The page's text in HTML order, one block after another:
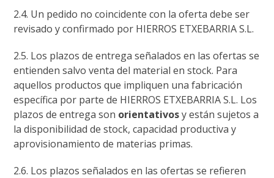
2.4. Un pedido no coincidente con la oferta debe ser
revisado y confirmado por HIERROS ETXEBARRIA S.L.
2.5. Los plazos de entrega señalados en las ofertas se
entienden salvo venta del material en stock. Para
aquellos productos que impliquen una fabricación
específica por parte de HIERROS ETXEBARRIA S.L. Los
plazos de entrega son orientativosy están sujetos a
la disponibilidad de stock, capacidad productiva y
aprovisionamiento de materias primas.
2.6. Los plazos señalados en las ofertas se refieren